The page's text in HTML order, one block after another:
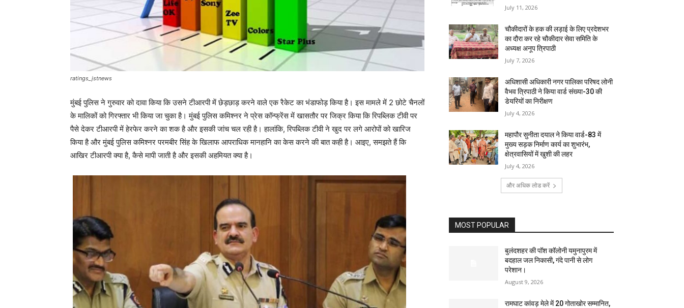
ratings_jstnews
मुंबई पुलिस ने गुरुवार को दावा किया कि उसने टीआरपी में छेड़छाड़ करने वाले एक रैकेट का भंडाफोड़ किया है। इस मामले में 2 छोटे चैनलों
के मालिकों को गिरफ्तार भी किया जा चुका है। मुंबई पुलिस कमिश्नर ने प्रेस कॉन्फ्रेंस में खासतौर पर जिक्र किया कि रिपब्लिक टीवी पर
पैसे देकर टीआरपी में हेरफेर करने का शक है और इसकी जांच चल रही है। हालांकि, रिपब्लिक टीवी ने खुद पर लगे आरोपों को खारिज
किया है और मुंबई पुलिस कमिश्नर परमबीर सिंह के खिलाफ आपराधिक मानहानि का केस करने की बात कही है। आइए, समझते हैं कि
आखिर टीआरपी क्या है, कैसे मापी जाती है और इसकी अहमियत क्या है।
July 11, 2026
चौकीदारों के हक की लड़ाई के लिए प्रदेशभर
का दौरा कर रहे चौकीदार सेवा समिति के
अध्यक्ष अनूप त्रिपाठी
July 7, 2026
अधिशासी अधिकारी नगर पालिका परिषद लोनी
वैभव त्रिपाठी ने किया वार्ड संख्या-30 की
डेयरियों का निरीक्षण
July 4, 2026
महापौर सुनीता दयाल ने किया वार्ड-83 में
मुख्य सड़क निर्माण कार्य का शुभारंभ,
क्षेत्रवासियों में खुशी की लहर
July 4, 2026
और अधिक लोड करें
MOST POPULAR
बुलंदशहर की पॉश कॉलोनी यमुनापुरम में
बदहाल जल निकासी, गंदे पानी से लोग
परेशान।
August 9, 2026
रामघाट कांवड़ मेले में 20 गोताखोर सम्मानित,